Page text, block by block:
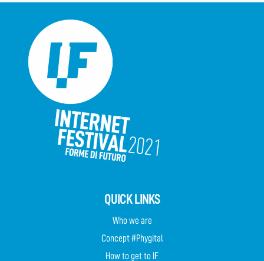
QUICK LINKS
Who we are
Concept #Phygital
How to get to IF